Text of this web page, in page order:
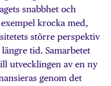
snabbhet och
krocka med,
större perspektiv
tid. Samarbetet
utvecklingen av en ny
genom det